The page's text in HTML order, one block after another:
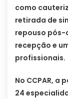
como
retirada de
repouso
recepção e
profissionais.
No CCPAR,
24